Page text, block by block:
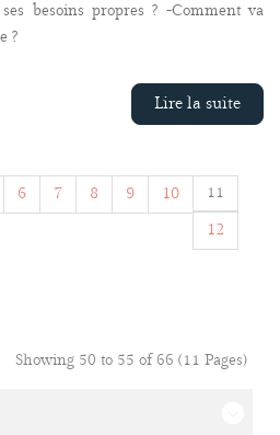
besoins propres ? -Comment va
?
Lire la suite
6 7 8 9 10 11
12
Showing 50 to 55 of 66 (11 Pages)